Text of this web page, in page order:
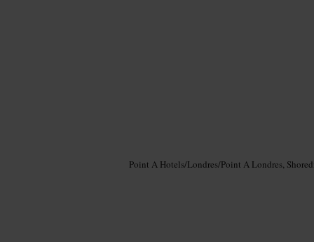
Point A Hotels/Londres/Point A Londres,